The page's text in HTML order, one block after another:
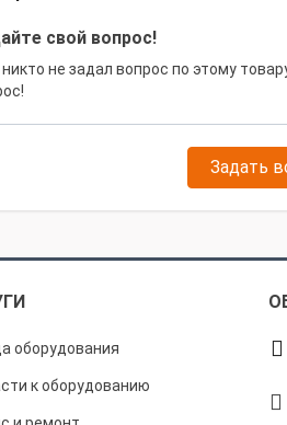
свой вопрос!
не задал вопрос по этому
Задать
оборудования
к оборудованию